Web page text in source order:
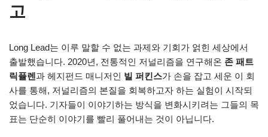
고
Long Lead는 이루 말할 수 없는 과제와 기회가 얽힌 세상에서
출발했습니다. 2020년, 전통적인 저널리즘을 연구해온 존 패트
릭퓰렌과 헤지펀드 매니저인 빌 퍼킨스가 손을 잡고 세운 이 회
사를 통해, 저널리즘의 본질을 회복하고자 하는 실험이 시작되
었습니다. 기자들이 이야기하는 방식을 변화시키려는 그들의 목
표는 단순히 이야기를 빨리 풀어내는 것이 아닙니다.